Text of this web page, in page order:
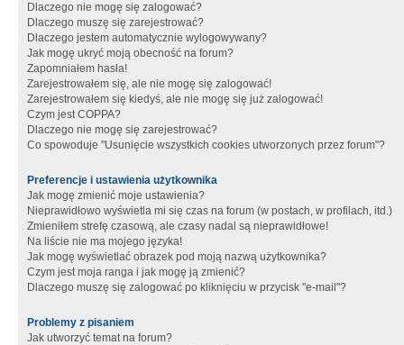
Dlaczego nie mogę się zalogować?
Dlaczego muszę się zarejestrować?
Dlaczego jestem automatycznie wylogowywany?
Jak mogę ukryć moją obecność na forum?
Zapomniałem hasła!
Zarejestrowałem się, ale nie mogę się zalogować!
Zarejestrowałem się kiedyś, ale nie mogę się już zalogować!
Czym jest COPPA?
Dlaczego nie mogę się zarejestrować?
Co spowoduje "Usunięcie wszystkich cookies utworzonych przez forum"?
Preferencje i ustawienia użytkownika
Jak mogę zmienić moje ustawienia?
Nieprawidłowo wyświetla mi się czas na forum (w postach, w profilach, itd.)
Zmieniłem strefę czasową, ale czasy nadal są nieprawidłowe!
Na liście nie ma mojego języka!
Jak mogę wyświetlać obrazek pod moją nazwą użytkownika?
Czym jest moja ranga i jak mogę ją zmienić?
Dlaczego muszę się zalogować po kliknięciu w przycisk "e-mail"?
Problemy z pisaniem
Jak utworzyć temat na forum?